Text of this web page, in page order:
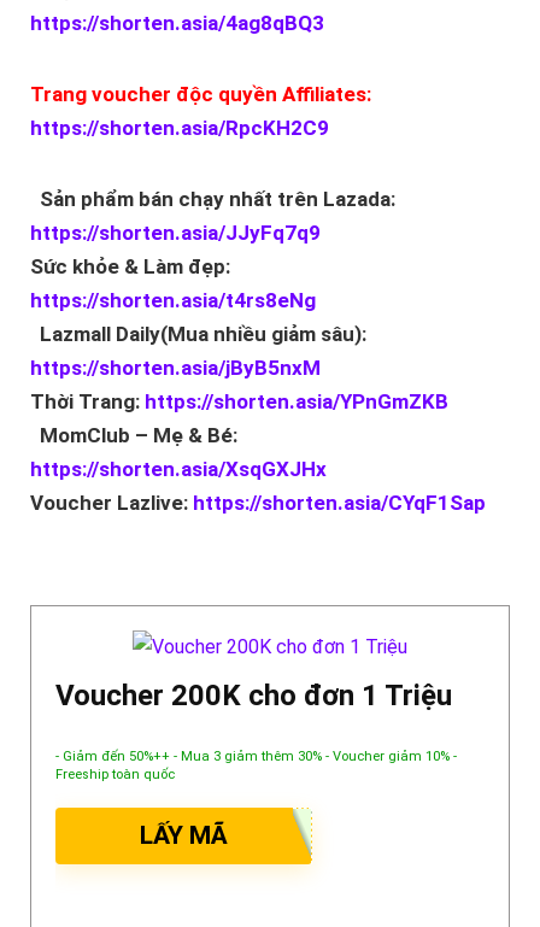
https://shorten.asia/4ag8qBQ3
Trang voucher độc quyền Affiliates:
https://shorten.asia/RpcKH2C9
Sản phẩm bán chạy nhất trên Lazada:
https://shorten.asia/JJyFq7q9
Sức khỏe & Làm đẹp:
https://shorten.asia/t4rs8eNg
Lazmall Daily(Mua nhiều giảm sâu):
https://shorten.asia/jByB5nxM
Thời Trang: https://shorten.asia/YPnGmZKB
MomClub – Mẹ & Bé:
https://shorten.asia/XsqGXJHx
Voucher Lazlive: https://shorten.asia/CYqF1Sap
Voucher 200K cho đơn 1 Triệu
- Giảm đến 50%++ - Mua 3 giảm thêm 30% - Voucher giảm 10% -
Freeship toàn quốc
LẤY MÃ